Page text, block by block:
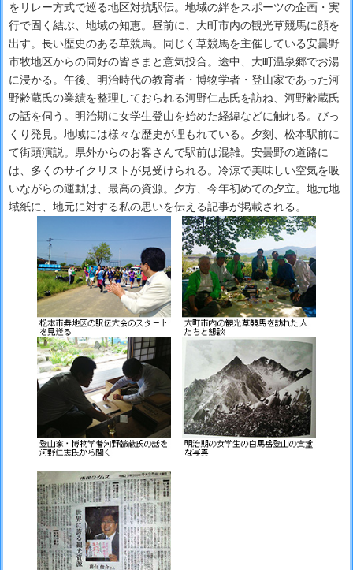
をリレー方式で巡る地区対抗駅伝。地域の絆をスポーツの企画・実
行で固く結ぶ、地域の知恵。昼前に、大町市内の観光草競馬に顔を
出す。長い歴史のある草競馬。同じく草競馬を主催している安曇野
市牧地区からの同好の皆さまと意気投合。途中、大町温泉郷でお湯
に浸かる。午後、明治時代の教育者・博物学者・登山家であった河
野齢蔵氏の業績を整理しておられる河野仁志氏を訪ね、河野齢蔵氏
の話を伺う。明治期に女学生登山を始めた経緯などに触れる。びっ
くり発見。地域には様々な歴史が埋もれている。夕刻、松本駅前に
て街頭演説。県外からのお客さんで駅前は混雑。安曇野の道路に
は、多くのサイクリストが見受けられる。冷涼で美味しい空気を吸
いながらの運動は、最高の資源。夕方、今年初めての夕立。地元地
域紙に、地元に対する私の思いを伝える記事が掲載される。